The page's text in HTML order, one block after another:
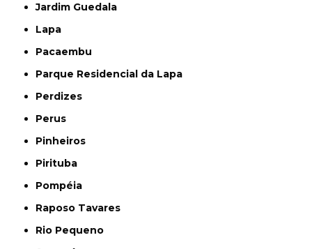
Jardim Guedala
Lapa
Pacaembu
Parque Residencial da Lapa
Perdizes
Perus
Pinheiros
Pirituba
Pompéia
Raposo Tavares
Rio Pequeno